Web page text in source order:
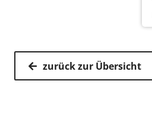
zurück zur Übersicht